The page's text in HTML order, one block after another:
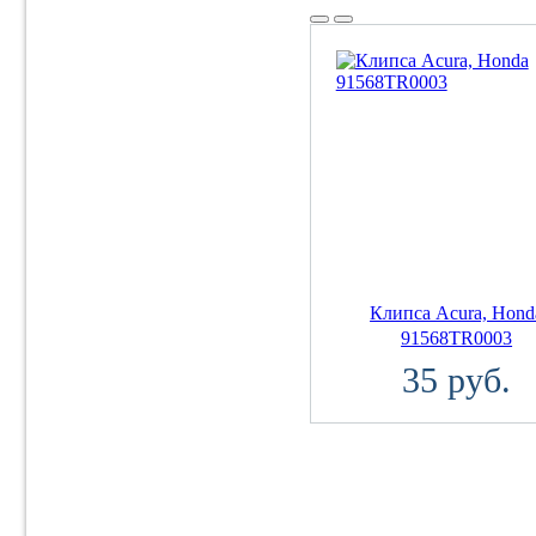
Клипса Acura,
91568TR0003
35 руб.